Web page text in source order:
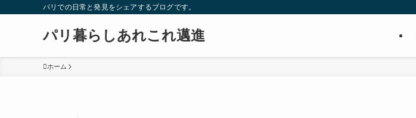
パリでの日常と発見をシェアするブログです。
パリ暮らしあれこれ邁進
ホーム